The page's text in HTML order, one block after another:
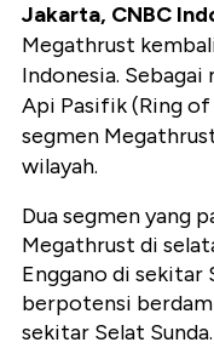
Jakarta, CNBC
Megathrust
Indonesia.
Api Pasifik (Ring
segmen
wilayah.
Dua segmen yang
Megathrust di
Enggano di sekitar
berpotensi
sekitar Selat Sunda.